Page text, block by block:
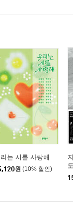
는 시를 사랑해
원 (10% 할인)